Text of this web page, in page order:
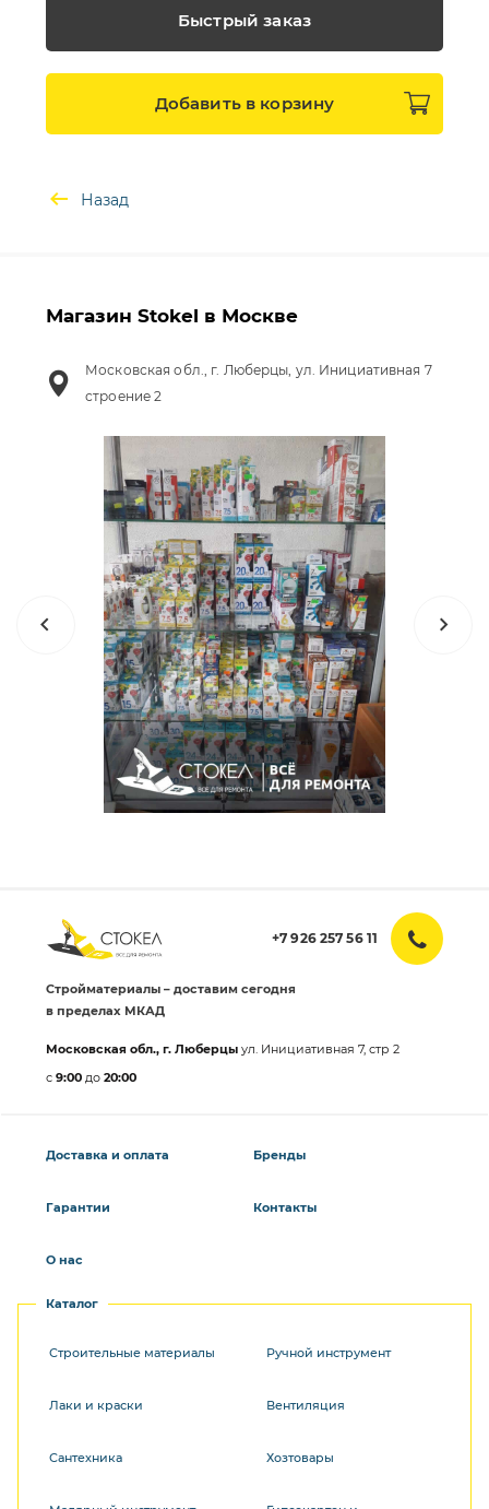
Быстрый заказ
Добавить в корзину
Назад
Магазин Stokel в Москве
Московская обл., г. Люберцы, ул. Инициативная 7
строение 2
+7 926 257 56 11
Стройматериалы – доставим сегодня
в пределах МКАД
Московская обл., г. Люберцы ул. Инициативная 7, стр 2
с 9:00 до 20:00
Доставка и оплата
Гарантии
О нас
Бренды
Контакты
Каталог
Строительные материалы
Лаки и краски
Сантехника
Ручной инструмент
Вентиляция
Хозтовары